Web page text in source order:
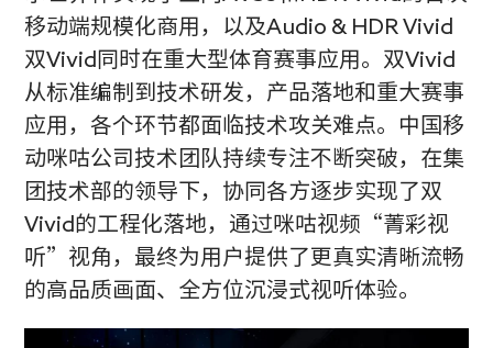
移动端规模化商用，以及Audio & HDR Vivid
双Vivid同时在重大型体育赛事应用。双Vivid
从标准编制到技术研发，产品落地和重大赛事
应用，各个环节都面临技术攻关难点。中国移
动咪咕公司技术团队持续专注不断突破，在集
团技术部的领导下，协同各方逐步实现了双
Vivid的工程化落地，通过咪咕视频“菁彩视
听”视角，最终为用户提供了更真实清晰流畅
的高品质画面、全方位沉浸式视听体验。